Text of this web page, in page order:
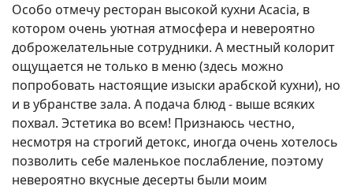
Особо отмечу ресторан высокой кухни Acacia, в
котором очень уютная атмосфера и невероятно
доброжелательные сотрудники. А местный колорит
ощущается не только в меню (здесь можно
попробовать настоящие изыски арабской кухни), но
и в убранстве зала. А подача блюд - выше всяких
похвал. Эстетика во всем! Признаюсь честно,
несмотря на строгий детокс, иногда очень хотелось
позволить себе маленькое послабление, поэтому
невероятно вкусные десерты были моим